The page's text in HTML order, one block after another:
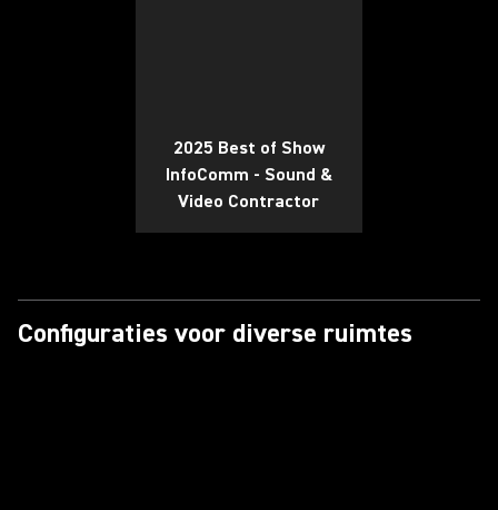
2025 Best of Show
InfoComm - Sound &
Video Contractor
Configuraties voor diverse ruimtes